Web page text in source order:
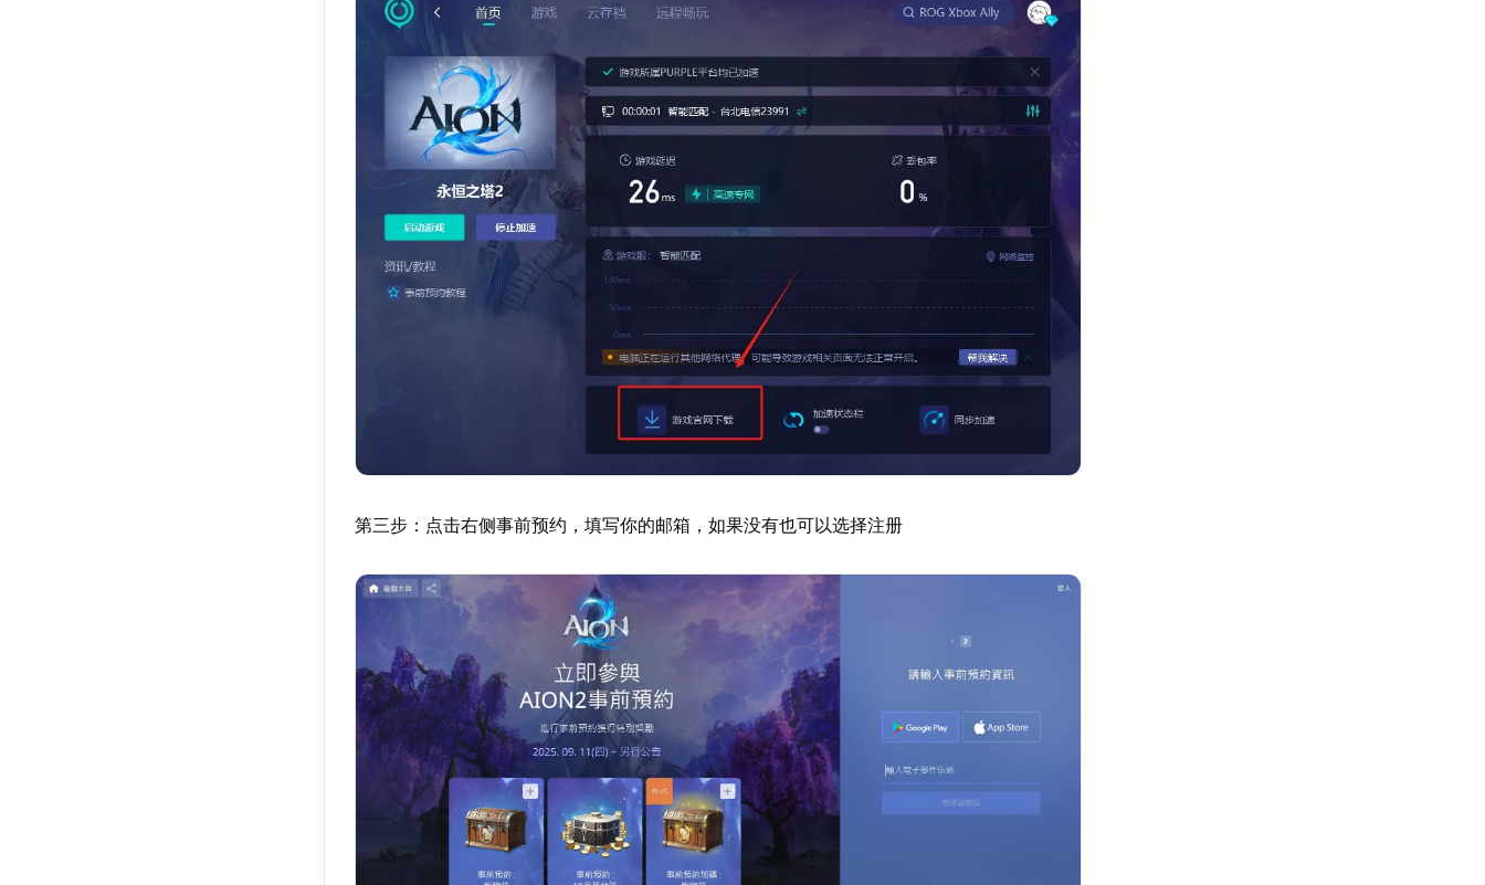
第三步：点击右侧事前预约，填写你的邮箱，如果没有也可以选择注册